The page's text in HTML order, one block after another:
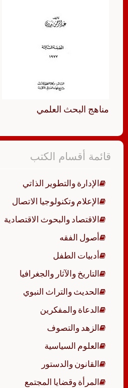
مناهج البحث العلمي
قائمة أقسام الكتب
الإدارة والتطوير الذاتي
الإعلام وتكنولوجيا الاتصال
الاقتصاد والبحوث الاقتصادية
أصول الفقه
أدبيات الطفل
التاريخ والآثار والجغرافيا
الحديث والتراث النبوي
الدعاة والمفكرين
الزهد والتصوف
العلوم السياسية
القانون والدستور
المرأة وقضايا المجتمع